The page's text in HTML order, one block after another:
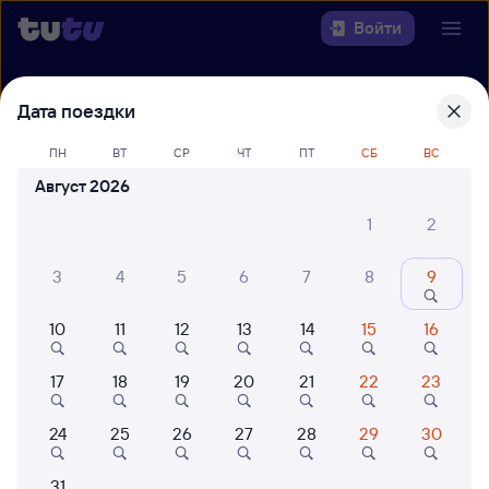
Войти
Выберите день, чтобы найти
Когда
Кто едет
Найти поезда
Дата поездки
ПН ВТ СР ЧТ ПТ СБ ВС
Август 2026
1
2
3 4 5 6 7 8 9
10 11 12 13 14 15 16
17 18 19 20 21 22 23
24 25 26 27 28 29 30